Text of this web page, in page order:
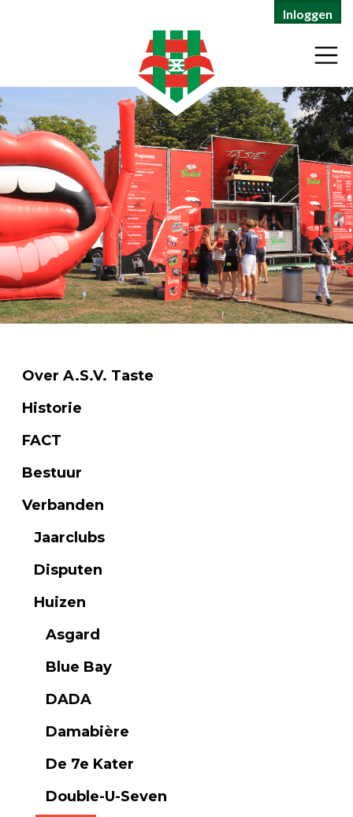
Inloggen
Over A.S.V. Taste
Historie
FACT
Bestuur
Verbanden
Jaarclubs
Disputen
Huizen
Asgard
Blue Bay
DADA
Damabière
De 7e Kater
Double-U-Seven